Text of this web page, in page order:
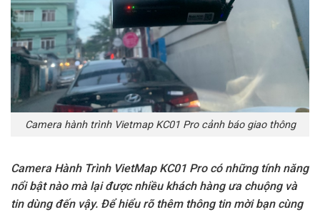
Camera hành trình Vietmap KC01 Pro cảnh báo giao thông
Camera Hành Trình VietMap KC01 Pro có những tính năng
nổi bật nào mà lại được nhiều khách hàng ưa chuộng và
tin dùng đến vậy. Để hiểu rõ thêm thông tin mời bạn cùng